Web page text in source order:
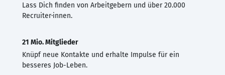
Lass Dich finden von Arbeitgebern und über 20.000
Recruiter·innen.
21 Mio. Mitglieder
Knüpf neue Kontakte und erhalte Impulse für ein
besseres Job-Leben.